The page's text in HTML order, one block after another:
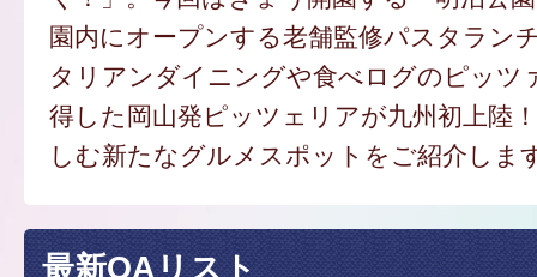
園内にオープンする老舗監修パスタラン
タリアンダイニングや食べログのピッツ
得した岡山発ピッツェリアが九州初上陸
しむ新たなグルメスポットをご紹介しま
最新OAリスト